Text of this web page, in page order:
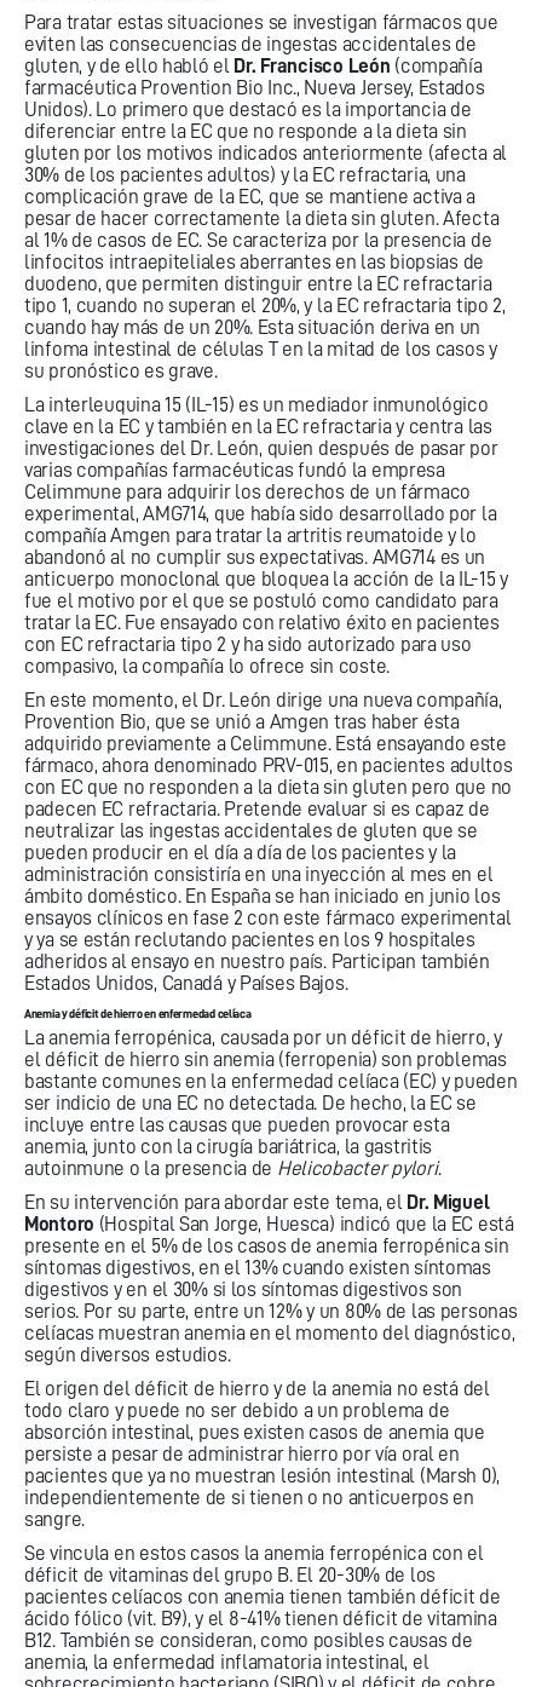
Para tratar estas situaciones se investigan fármacos que
eviten las consecuencias de ingestas accidentales de
gluten, y de ello habló el Dr. Francisco León (compañía
farmacéutica Provention Bio Inc., Nueva Jersey, Estados
Unidos). Lo primero que destacó es la importancia de
diferenciar entre la EC que no responde a la dieta sin
gluten por los motivos indicados anteriormente (afecta al
30% de los pacientes adultos) y la EC refractaria, una
complicación grave de la EC, que se mantiene activa a
pesar de hacer correctamente la dieta sin gluten. Afecta
al 1% de casos de EC. Se caracteriza por la presencia de
linfocitos intraepiteliales aberrantes en las biopsias de
duodeno, que permiten distinguir entre la EC refractaria
tipo 1, cuando no superan el 20%, y la EC refractaria tipo 2,
cuando hay más de un 20%. Esta situación deriva en un
linfoma intestinal de células T en la mitad de los casos y
su pronóstico es grave.
La interleuquina 15 (IL-15) es un mediador inmunológico
clave en la EC y también en la EC refractaria y centra las
investigaciones del Dr. León, quien después de pasar por
varias compañías farmacéuticas fundó la empresa
Celimmune para adquirir los derechos de un fármaco
experimental, AMG714, que había sido desarrollado por la
compañía Amgen para tratar la artritis reumatoide y lo
abandonó al no cumplir sus expectativas. AMG714 es un
anticuerpo monoclonal que bloquea la acción de la IL-15 y
fue el motivo por el que se postuló como candidato para
tratar la EC. Fue ensayado con relativo éxito en pacientes
con EC refractaria tipo 2 y ha sido autorizado para uso
compasivo, la compañía lo ofrece sin coste.
En este momento, el Dr. León dirige una nueva compañía,
Provention Bio, que se unió a Amgen tras haber ésta
adquirido previamente a Celimmune. Está ensayando este
fármaco, ahora denominado PRV-015, en pacientes adultos
con EC que no responden a la dieta sin gluten pero que no
padecen EC refractaria. Pretende evaluar si es capaz de
neutralizar las ingestas accidentales de gluten que se
pueden producir en el día a día de los pacientes y la
administración consistiría en una inyección al mes en el
ámbito doméstico. En España se han iniciado en junio los
ensayos clínicos en fase 2 con este fármaco experimental
y ya se están reclutando pacientes en los 9 hospitales
adheridos al ensayo en nuestro país. Participan también
Estados Unidos, Canadá y Países Bajos.
Anemia y déficit de hierro en enfermedad celíaca
La anemia ferropénica, causada por un déficit de hierro, y
el déficit de hierro sin anemia (ferropenia) son problemas
bastante comunes en la enfermedad celíaca (EC) y pueden
ser indicio de una EC no detectada. De hecho, la EC se
incluye entre las causas que pueden provocar esta
anemia, junto con la cirugía bariátrica, la gastritis
autoinmune o la presencia de Helicobacter pylori.
En su intervención para abordar este tema, el Dr. Miguel
Montoro (Hospital San Jorge, Huesca) indicó que la EC está
presente en el 5% de los casos de anemia ferropénica sin
síntomas digestivos, en el 13% cuando existen síntomas
digestivos y en el 30% si los síntomas digestivos son
serios. Por su parte, entre un 12% y un 80% de las personas
celíacas muestran anemia en el momento del diagnóstico,
según diversos estudios.
El origen del déficit de hierro y de la anemia no está del
todo claro y puede no ser debido a un problema de
absorción intestinal, pues existen casos de anemia que
persiste a pesar de administrar hierro por vía oral en
pacientes que ya no muestran lesión intestinal (Marsh 0),
independientemente de si tienen o no anticuerpos en
sangre.
Se vincula en estos casos la anemia ferropénica con el
déficit de vitaminas del grupo B. El 20-30% de los
pacientes celíacos con anemia tienen también déficit de
ácido fólico (vit. B9), y el 8-41% tienen déficit de vitamina
B12. También se consideran, como posibles causas de
anemia, la enfermedad inflamatoria intestinal, el